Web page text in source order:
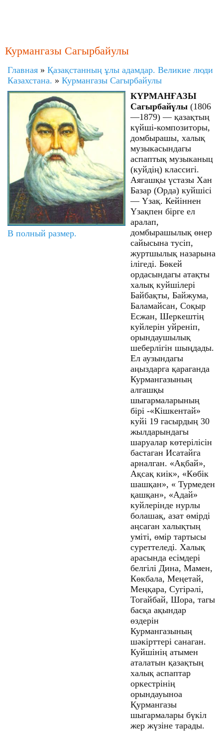
Курмангазы Сагырбайулы
Главная » Қазақстанның ұлы адамдар. Великие люди
Казахстана. » Курмангазы Сагырбайулы
В полный размер.
КҮРМАНҒАЗЫ
Сагырбайүлы (1806
—1879) — қазақтың
күйші-композиторы,
домбырашы, халық
музыкасындагы
аспаптық музыканыц
(куйдің) классигі.
Аягашқы үстазы Хан
Базар (Орда) куйшісі
— Үзақ. Кейіннен
Үзақпен бірге ел
аралап,
домбырашылық өнер
сайысына тусіп,
журтшылық назарына
ілігеді. Бөкей
ордасындагы атақты
халық куйшілері
Байбақты, Байжума,
Баламайсан, Соқыр
Есжан, Шеркештің
куйлерін уйреніп,
орындаушылық
шеберлігін шыңдады.
Ел аузындагы
аңыздарга қараганда
Курмангазының
алгашқы
шыгармаларының
бірі -«Кішкентай»
куйі 19 гасырдың 30
жылдарындагы
шаруалар көтерілісін
бастаган Исатайга
арналган. «Ақбай»,
Ақсақ киік», «Көбік
шашқан», « Турмеден
қашқан», «Адай»
куйлерінде нурлы
болашақ, азат өмірді
аңсаган халықтың
уміті, өмір тартысы
суреттеледі. Халық
арасында есімдері
белгілі Дина, Мамен,
Көкбала, Меңетай,
Меңқара, Сугірәлі,
Тогайбай, Шора, тагы
басқа ақындар
өздерін
Курмангазының
шәкірттері санаган.
Куйшінің атымен
аталатын қазақтың
халық аспаптар
оркестрінің
орындауыноа
Қурмангазы
шыгармалары бүкіл
жер жүзіне тарады.